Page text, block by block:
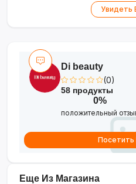
Мощная защита и
Увидеть
Еще Из Магазина
Di beauty
(0)
58 продукты
0%
положительный
Посетить